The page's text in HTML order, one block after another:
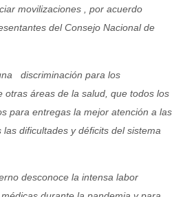
movilizaciones , por acuerdo
del Consejo Nacional de
discriminación para los
otras áreas de la salud, que todos los
para entregas la mejor atención a las
dificultades y déficits del sistema
desconoce la intensa labor